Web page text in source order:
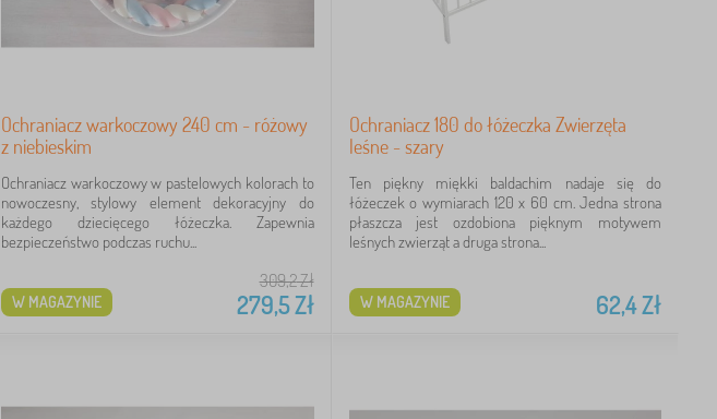
Ochraniacz warkoczowy 240 cm - różowy
z niebieskim
Ochraniacz warkoczowy w pastelowych kolorach to
nowoczesny, stylowy element dekoracyjny do
każdego dziecięcego łóżeczka. Zapewnia
bezpieczeństwo podczas ruchu...
309,2Zł
279,5Zł
W MAGAZYNIE
Ochraniacz 180 do łóżeczka Zwierzęta
leśne - szary
Ten piękny miękki baldachim nadaje się do
łóżeczek o wymiarach 120 x 60 cm. Jedna strona
płaszcza jest ozdobiona pięknym motywem
leśnych zwierząt a druga strona...
62,4Zł
W MAGAZYNIE